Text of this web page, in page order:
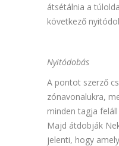
átsétálnia a
következő
Nyitódobás
A pontot szerző
zónavonalukra,
minden tagja
Majd átdobják
jelenti, hogy